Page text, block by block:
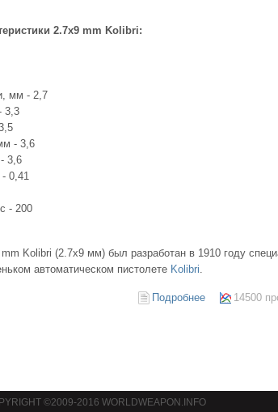
2.7x9 mm Kolibri:
мм - 2,7
3,3
- 3,6
3,6
0,41
- 200
mm Kolibri (2.7x9 мм) был разработан в 1910 году
автоматическом пистолете Kolibri.
Подробнее 14500
©2009-2016 WORLDWEAPON.INFO